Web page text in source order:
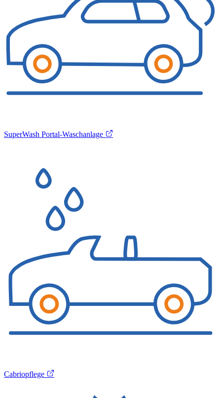
SuperWash Portal-Waschanlage
Cabriopflege